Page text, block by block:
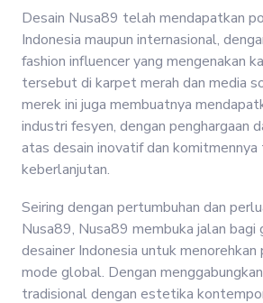
Desain Nusa89 telah mendapatkan
Indonesia maupun internasional,
fashion influencer yang mengenakan
tersebut di karpet merah dan media
merek ini juga membuatnya
industri fesyen, dengan penghargaan
atas desain inovatif dan komitmennya
keberlanjutan.
Seiring dengan pertumbuhan dan
Nusa89, Nusa89 membuka jalan bagi
desainer Indonesia untuk menorehkan
mode global. Dengan
tradisional dengan estetika